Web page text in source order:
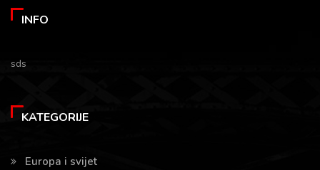
INFO
sds
KATEGORIJE
Europa i svijet